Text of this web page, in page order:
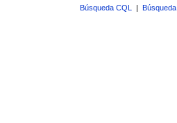
Búsqueda CQL